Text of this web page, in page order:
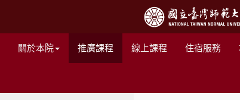
關於本院 推廣課程 線上課程 住宿服務